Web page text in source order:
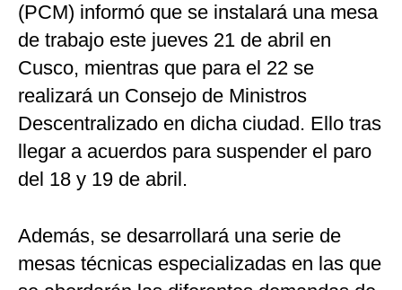
(PCM) informó que se instalará una mesa
de trabajo este jueves 21 de abril en
Cusco, mientras que para el 22 se
realizará un Consejo de Ministros
Descentralizado en dicha ciudad. Ello tras
llegar a acuerdos para suspender el paro
del 18 y 19 de abril.
Además, se desarrollará una serie de
mesas técnicas especializadas en las que